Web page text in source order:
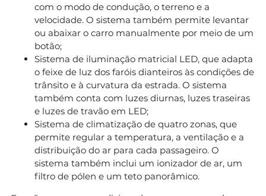
com o modo de condução, o terreno e a
velocidade. O sistema também permite levantar
ou abaixar o carro manualmente por meio de um
botão;
Sistema de iluminação matricial LED, que adapta
o feixe de luz dos faróis dianteiros às condições de
trânsito e à curvatura da estrada. O sistema
também conta com luzes diurnas, luzes traseiras
e luzes de travão em LED;
Sistema de climatização de quatro zonas, que
permite regular a temperatura, a ventilação e a
distribuição do ar para cada passageiro. O
sistema também inclui um ionizador de ar, um
filtro de pólen e um teto panorâmico.